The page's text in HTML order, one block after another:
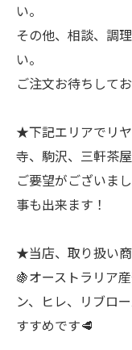
い。
その他、相談、調
い。
ご注文お待ちして
★下記エリアでリ
寺、駒沢、三軒茶
ご要望がございま
事も出来ます！
★当店、取り扱い
🍇オーストラリア
ン、ヒレ、リブロ
すすめです🥩